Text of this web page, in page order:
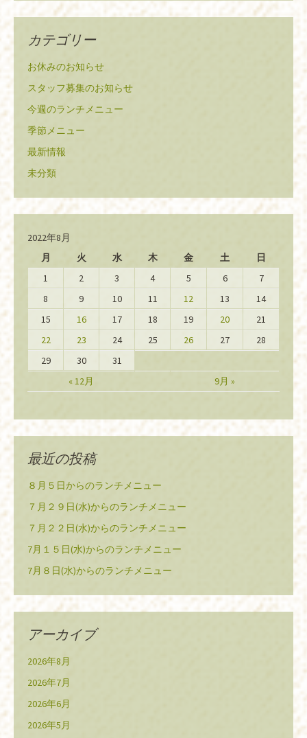
カテゴリー
お休みのお知らせ
スタッフ募集のお知らせ
今週のランチメニュー
季節メニュー
最新情報
未分類
2022年8月
月
火 水 木 金 土 日
« 12月 9月 »
1 2 3 4 5 6
7
8
9 10 11 12 13
14
15
16 17 18 19 20
21
22
23 24 25 26 27
28
29
30 31
最近の投稿
８月５日からのランチメニュー
７月２９日(水)からのランチメニュー
７月２２日(水)からのランチメニュー
7月１５日(水)からのランチメニュー
7月８日(水)からのランチメニュー
アーカイブ
2026年8月
2026年7月
2026年6月
2026年5月